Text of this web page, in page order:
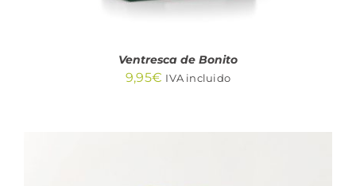
Ventresca de Bonito
9,95€ IVA incluido